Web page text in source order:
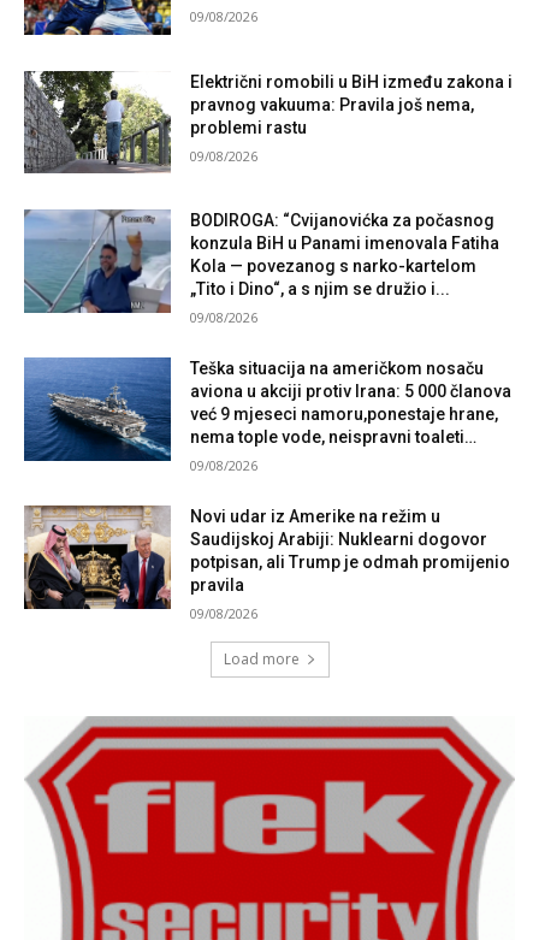
09/08/2026
Električni romobili u BiH između zakona i
pravnog vakuuma: Pravila još nema,
problemi rastu
09/08/2026
BODIROGA: “Cvijanovićka za počasnog
konzula BiH u Panami imenovala Fatiha
Kola — povezanog s narko-kartelom
„Tito i Dino“, a s njim se družio i...
09/08/2026
Teška situacija na američkom nosaču
aviona u akciji protiv Irana: 5 000 članova
već 9 mjeseci namoru,ponestaje hrane,
nema tople vode, neispravni toaleti…
09/08/2026
Novi udar iz Amerike na režim u
Saudijskoj Arabiji: Nuklearni dogovor
potpisan, ali Trump je odmah promijenio
pravila
09/08/2026
Load more